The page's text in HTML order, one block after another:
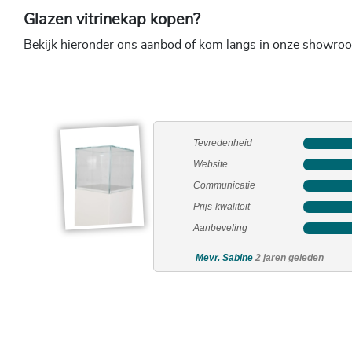
Glazen vitrinekap kopen?
Bekijk hieronder ons aanbod of kom langs in onze